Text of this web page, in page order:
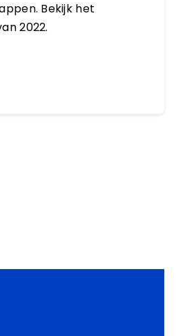
Bekijk het
2022.